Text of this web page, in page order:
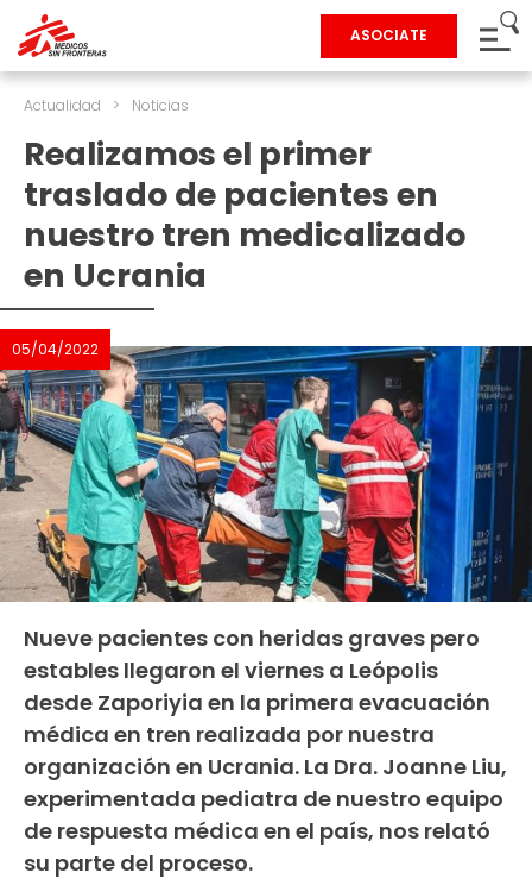
ASOCIATE
Actualidad > Noticias
Realizamos el primer
traslado de pacientes en
nuestro tren medicalizado
en Ucrania
05/04/2022
Nueve pacientes con heridas graves pero
estables llegaron el viernes a Leópolis
desde Zaporiyia en la primera evacuación
médica en tren realizada por nuestra
organización en Ucrania. La Dra. Joanne Liu,
experimentada pediatra de nuestro equipo
de respuesta médica en el país, nos relató
su parte del proceso.